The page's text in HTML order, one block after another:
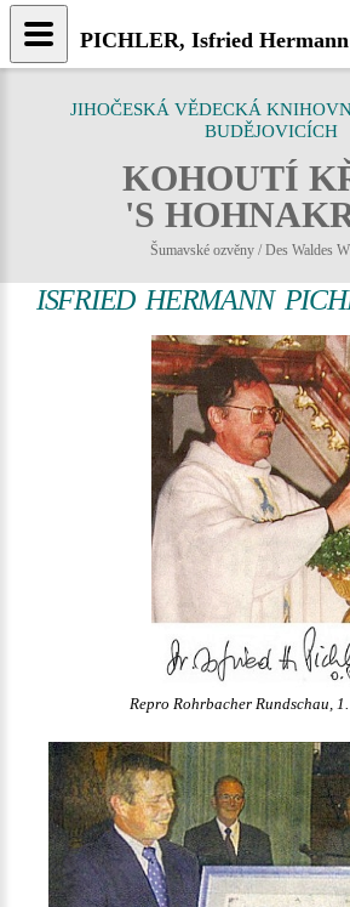
JIHOČESKÁ VĚDECKÁ
BUDĚJOVICÍCH
KOHOUTÍ
'S
Šumavské ozvěny / Des Waldes
ISFRIED HERMANN
Repro Rohrbacher Rundschau,
PICHLER, Isfried